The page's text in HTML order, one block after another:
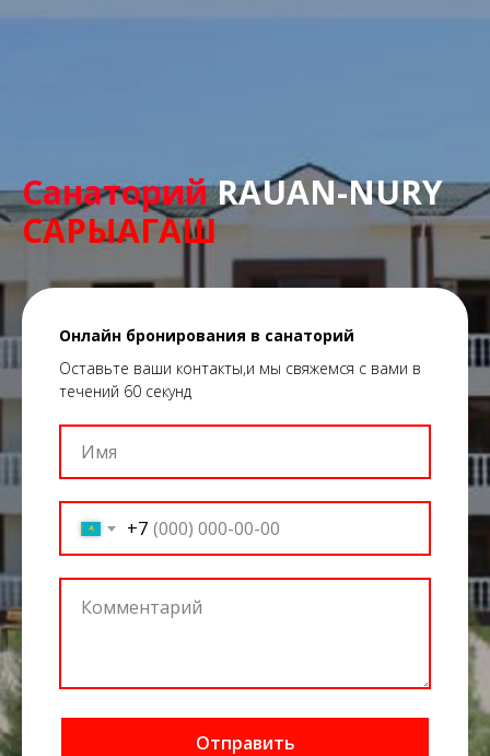
СанаторийRAUAN-NURY
САРЫАГАШ
Онлайн бронирования в санаторий
Оставьте ваши контакты,и мы свяжемся с вами в
течений 60 секунд
+7
Отправить